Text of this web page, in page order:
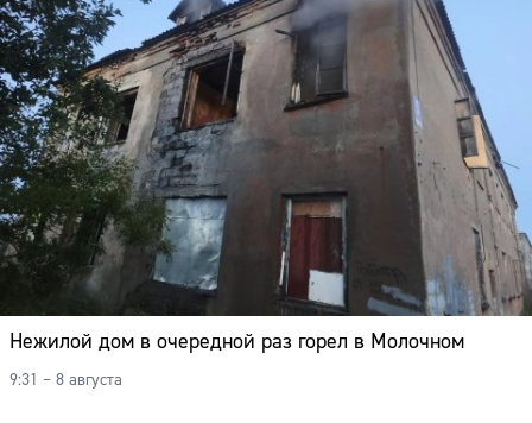
Нежилой дом в очередной раз горел в Молочном
9:31 – 8 августа